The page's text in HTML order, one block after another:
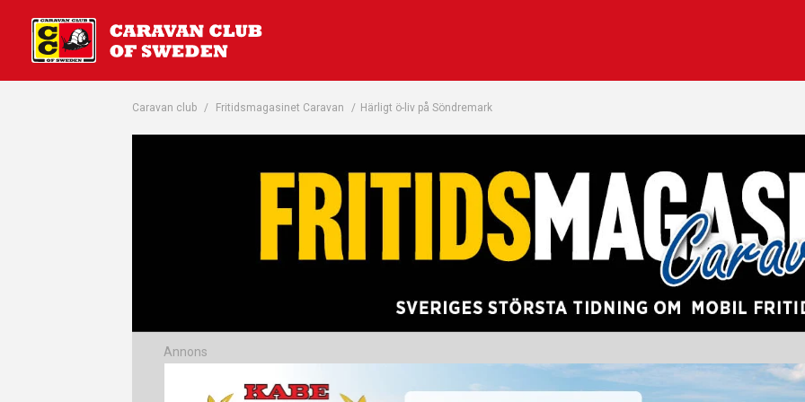
Caravan club / Fritidsmagasinet Caravan / Härligt ö-liv på Söndremark
Annons